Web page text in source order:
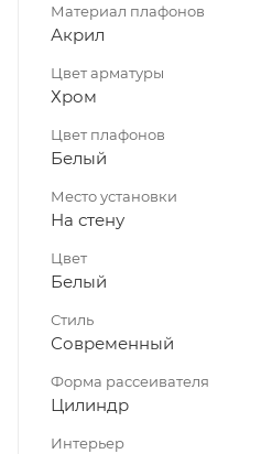
Материал плафонов
Акрил
Цвет арматуры
Хром
Цвет плафонов
Белый
Место установки
На стену
Цвет
Белый
Стиль
Современный
Форма рассеивателя
Цилиндр
Интерьер